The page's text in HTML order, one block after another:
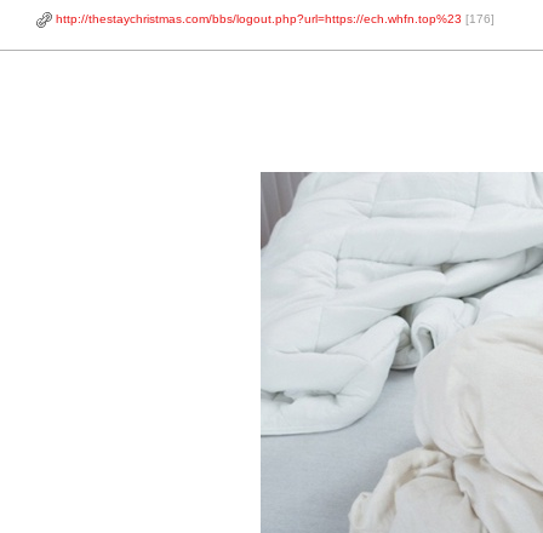
http://thestaychristmas.com/bbs/logout.php?url=https://ech.whfn.top%23 [176]